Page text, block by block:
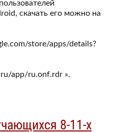
скачать его можно на
store/apps/details?
app/ru.onf.rdr ».
8-11-х